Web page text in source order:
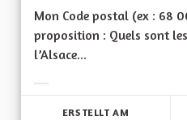
Mon Code postal (ex : 68
proposition : Quels sont
l’Alsace...
ERSTELLT AM